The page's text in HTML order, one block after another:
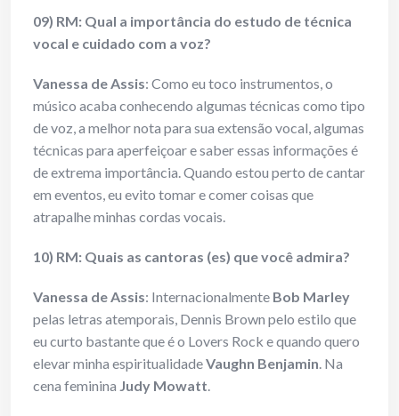
09) RM: Qual a importância do estudo de técnica
vocal e cuidado com a voz?
Vanessa de Assis: Como eu toco instrumentos, o
músico acaba conhecendo algumas técnicas como tipo
de voz, a melhor nota para sua extensão vocal, algumas
técnicas para aperfeiçoar e saber essas informações é
de extrema importância. Quando estou perto de cantar
em eventos, eu evito tomar e comer coisas que
atrapalhe minhas cordas vocais.
10) RM: Quais as cantoras (es) que você admira?
Vanessa de Assis: Internacionalmente Bob Marley
pelas letras atemporais, Dennis Brown pelo estilo que
eu curto bastante que é o Lovers Rock e quando quero
elevar minha espiritualidadeVaughn Benjamin. Na
cena feminina Judy Mowatt.